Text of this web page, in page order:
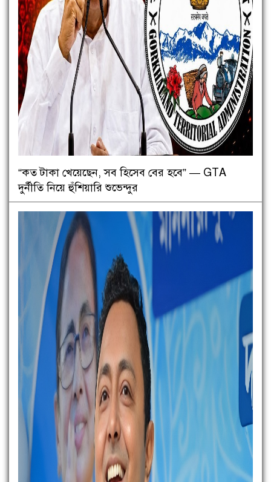
“কত টাকা খেয়েছেন, সব হিসেব বের হবে” — GTA
দুর্নীতি নিয়ে হুঁশিয়ারি শুভেন্দুর